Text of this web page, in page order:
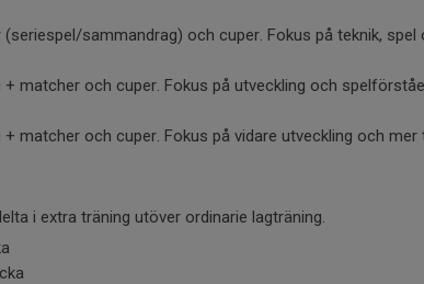
sammandrag) och cuper. Fokus på teknik, spel
matcher och cuper. Fokus på utveckling och
matcher och cuper. Fokus på vidare utveckling och mer
i extra träning utöver ordinarie lagträning.